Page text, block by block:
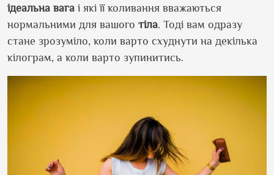
ідеальна вага і які її коливання вважаються
нормальними для вашого тіла. Тоді вам одразу
стане зрозуміло, коли варто схуднути на декілька
кілограм, а коли варто зупинитись.